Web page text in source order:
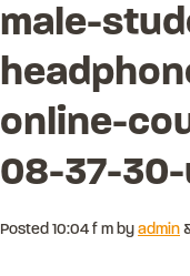
Blogg
Logga in
male-
online-
08-37-
Posted 10:04 f m byadmin